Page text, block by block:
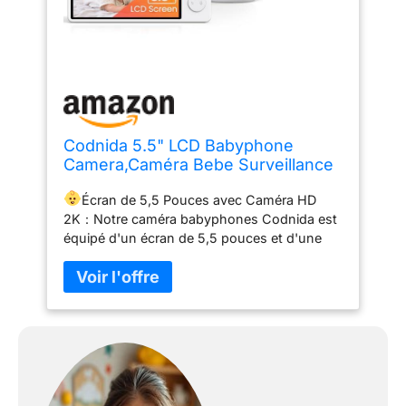
Codnida 5.5" LCD Babyphone
Camera,Caméra Bebe Surveillance
Automatique,Capteur de
Température & Humidité,Audio
Bidirectionnel,Berceuses,VOX,LCD
& Smartphone Control
Écran de 5,5 Pouces avec Caméra HD
2K：Notre caméra babyphones Codnida est
équipé d'un écran de 5,5 pouces et d'une
et des vidéos claires. Vous pouvez toujours
profiter d'une visualisation Full HD nette avec
des détails remarquables, même lorsque
de faire du sport.
Technologie FHSS Cryptage des Données：
Codnida babyphone avec caméra soutien